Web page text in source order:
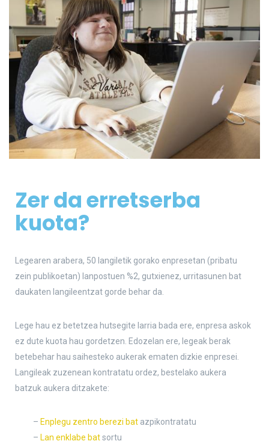
Zer da erretserba
kuota?
Legearen arabera, 50 langiletik gorako enpresetan (pribatu
zein publikoetan) lanpostuen %2, gutxienez, urritasunen bat
daukaten langileentzat gorde behar da.
Lege hau ez betetzea hutsegite larria bada ere, enpresa askok
ez dute kuota hau gordetzen. Edozelan ere, legeak berak
betebehar hau saihesteko aukerak ematen dizkie enpresei.
Langileak zuzenean kontratatu ordez, bestelako aukera
batzuk aukera ditzakete:
– Enplegu zentro berezi bat azpikontratatu
– Lan enklabe batsortu